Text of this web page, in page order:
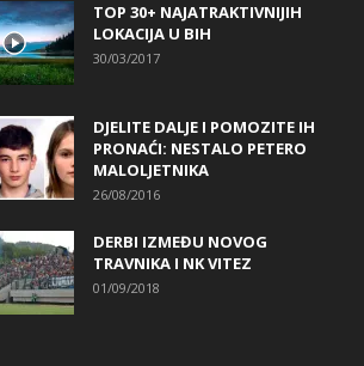
TOP 30+ NAJATRAKTIVNIJIH
LOKACIJA U BIH
30/03/2017
DJELITE DALJE I POMOZITE IH
PRONAĆI: NESTALO PETERO
MALOLJETNIKA
26/08/2016
DERBI IZMEĐU NOVOG
TRAVNIKA I NK VITEZ
01/09/2018